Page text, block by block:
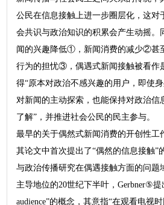
公民在信息接触上进一步圈层化，这
会共识与政治知识的积累会产生动摇。
闻的兴趣降低①，新闻消费的减少②甚
行为的担忧③，偶遇式新闻接触被看作
得“原本对政治不感兴趣的用户，即使
对新闻的主动探索，也能保持对政治信
了解”，并推进社会公民的民主参与。
最早的关于偶然式新闻消费的开创性工
其论文中首次提出了“偶然的信息接触”
与政治传播研究在偶遇接触方面的问题
主导地位的20世纪下半叶，Gerbner⑤提
audience”的概念，其意指“在观看电视